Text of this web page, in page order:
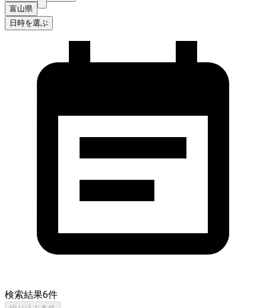
富山県
日時を選ぶ
検索結果6件